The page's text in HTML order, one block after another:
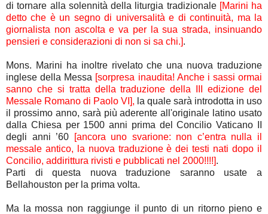
di tornare alla solennità della liturgia tradizionale [Marini ha
detto che è un segno di universalità e di continuità, ma la
giornalista non ascolta e va per la sua strada, insinuando
pensieri e considerazioni di non si sa chi.].
Mons. Marini ha inoltre rivelato che una nuova traduzione
inglese della Messa [sorpresa inaudita! Anche i sassi ormai
sanno che si tratta della traduzione della III edizione del
Messale Romano di Paolo VI], la quale sarà introdotta in uso
il prossimo anno, sarà più aderente all'originale latino usato
dalla Chiesa per 1500 anni prima del Concilio Vaticano II
degli anni ’60 [ancora uno svarione: non c’entra nulla il
messale antico, la nuova traduzione è dei testi nati dopo il
Concilio, addirittura rivisti e pubblicati nel 2000!!!!].
Parti di questa nuova traduzione saranno usate a
Bellahouston per la prima volta.
Ma la mossa non raggiunge il punto di un ritorno pieno e